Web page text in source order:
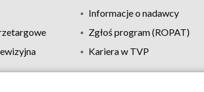
Informacje o nadawcy
Zgłoś program (ROPAT)
Kariera w TVP